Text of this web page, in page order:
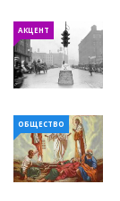
АКЦЕНТ
ОБЩЕСТВО